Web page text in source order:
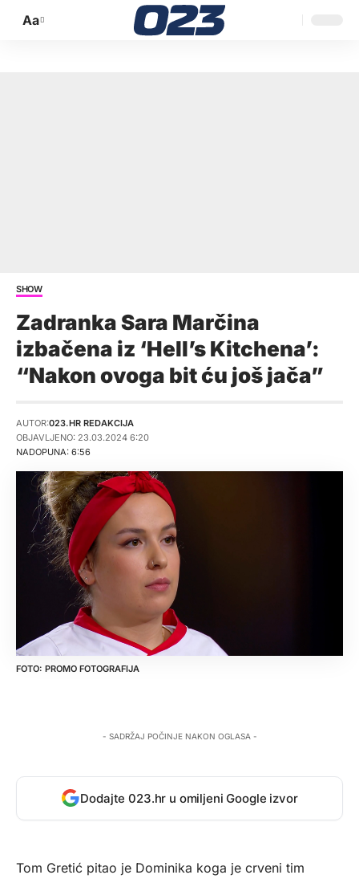
Promijeni
Aa
SHOW
Zadranka Sara Marčina
izbačena iz ‘Hell’s Kitchena’:
“Nakon ovoga bit ću još jača”
NADOPUNA: 6:56
AUTOR:023.HR REDAKCIJA
OBJAVLJENO: 23.03.2024 6:20
PROMO FOTOGRAFIJA
- SADRŽAJ POČINJE NAKON OGLASA -
Dodajte 023.hr u omiljeni Google izvor
Tom Gretić pitao je Dominika koga je crveni tim